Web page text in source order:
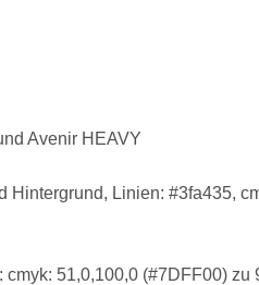
Avenir HEAVY
Hintergrund, Linien: #3fa435,
51,0,100,0 (#7DFF00) zu